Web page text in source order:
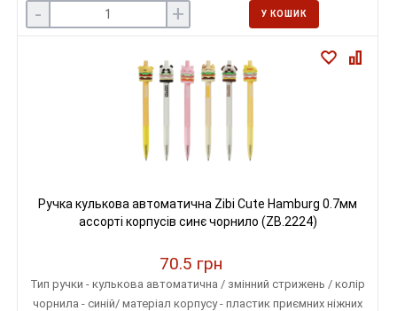
- + У КОШИК
Ручка кулькова автоматична Zibi Cute Hamburg 0.7мм
ассорті корпусів синє чорнило (ZB.2224)
70.5 грн
Тип ручки - кулькова автоматична / змінний стрижень / колір
чорнила - синій/ матеріал корпусу - пластик приємних ніжних